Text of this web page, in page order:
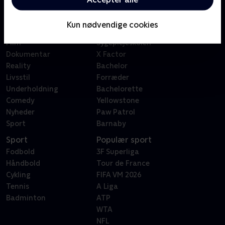
Kun nødvendige cookies
Kategorier
Film
Dokumentar
Reality
Livsstil
Underholdning
Comedy
Nyheder
Sport
Badehotellet
Sygeplejeskolen
X Factor
Bachelor
Forræder
Bachelorette
Yellowstone
Paw Patrol
Barnaby
Sport
Fodbold
Håndbold
Cykling
Tennis
Badminton
Populær sport
3F Superliga
Tour de France
FIFA VM 2026
A Liga
ATP
WTA
NFL